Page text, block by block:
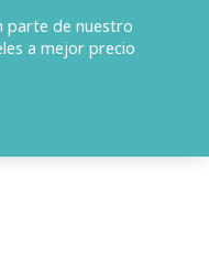
parte de nuestro
a mejor precio